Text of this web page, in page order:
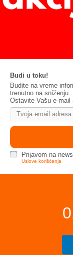
Budi u toku!
Budite na vreme
trenutno na sniženju.
Ostavite Vašu e-mail
Prijavom na
Uslove korišćenja